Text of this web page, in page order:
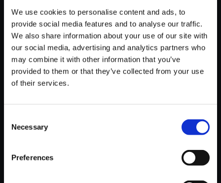
We use cookies to personalise content and ads, to
provide social media features and to analyse our traffic.
We also share information about your use of our site with
our social media, advertising and analytics partners who
may combine it with other information that you’ve
provided to them or that they’ve collected from your use
of their services.
Selection
Necessary
Preferences
【単曲】DEAD RISING Deluxe
Remaster - Cinematic Army
150円